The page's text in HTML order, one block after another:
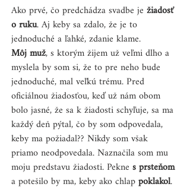
Ako prvé, čo predchádza svadbe je žiadosť
o ruku. Aj keby sa zdalo, že je to
jednoduché a ľahké, zdanie klame.
Môj muž, s ktorým žijem už veľmi dlho a
myslela by som si, že to pre neho bude
jednoduché, mal veľkú trému. Pred
oficiálnou žiadosťou, keď už nám obom
bolo jasné, že sa k žiadosti schyľuje, sa ma
každý deň pýtal, čo by som odpovedala,
keby ma požiadal?? Nikdy som však
priamo neodpovedala. Naznačila som mu
moju predstavu žiadosti. Pekne s prsteňom
a potešilo by ma, keby ako chlap poklakol.